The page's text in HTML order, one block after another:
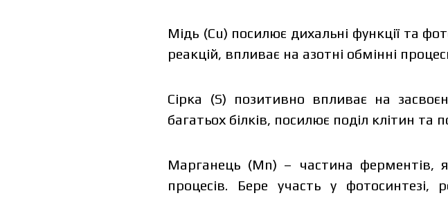
Мідь (Cu) посилює дихальні функції та
реакцій, впливає на азотні обмінні
Сірка (S) позитивно впливає на
багатьох білків, посилює поділ клітин
Марганець (Mn) – частина ферментів,
процесів. Бере участь у фотосинтезі,
please fill in the details: